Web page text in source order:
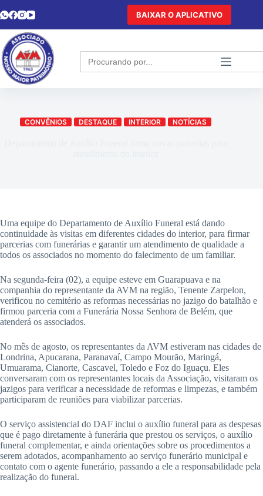
BAIXAR O APLICATIVO
Search
for:
CONVÊNIOS DESTAQUE INTERIOR NOTÍCIAS
Uma equipe do Departamento de Auxílio Funeral está dando
continuidade às visitas em diferentes cidades do interior, para firmar
parcerias com funerárias e garantir um atendimento de qualidade a
todos os associados no momento do falecimento de um familiar.
Na segunda-feira (02), a equipe esteve em Guarapuava e na
companhia do representante da AVM na região, Tenente Zarpelon,
verificou no cemitério as reformas necessárias no jazigo do batalhão e
firmou parceria com a Funerária Nossa Senhora de Belém, que
atenderá os associados.
No mês de agosto, os representantes da AVM estiveram nas cidades de
Londrina, Apucarana, Paranavaí, Campo Mourão, Maringá,
Umuarama, Cianorte, Cascavel, Toledo e Foz do Iguaçu. Eles
conversaram com os representantes locais da Associação, visitaram os
jazigos para verificar a necessidade de reformas e limpezas, e também
participaram de reuniões para viabilizar parcerias.
O serviço assistencial do DAF inclui o auxílio funeral para as despesas
que é pago diretamente à funerária que prestou os serviços, o auxílio
funeral complementar, e ainda orientações sobre os procedimentos a
serem adotados, acompanhamento ao serviço funerário municipal e
contato com o agente funerário, passando a ele a responsabilidade pela
realização do funeral.